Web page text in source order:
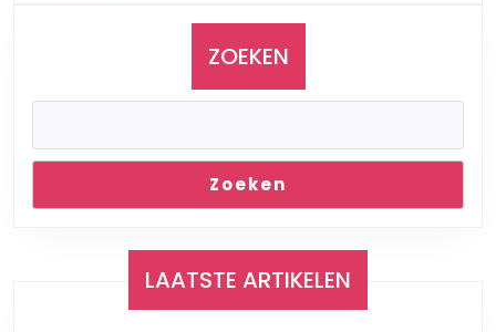
Scandinavische
Melodieën
ZOEKEN
Zoeken
LAATSTE ARTIKELEN